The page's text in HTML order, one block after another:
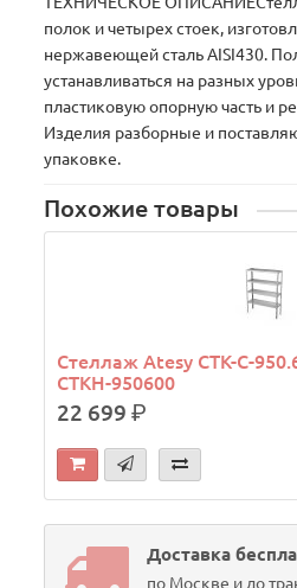
полок и четырех стоек,
нержавеющей сталь AISI430.
устанавливаться на разных
пластиковую опорную часть и
Изделия разборные и
упаковке.
Похожие товары
Стеллаж Atesy СТК-С-
СТКН-950600
22 699р.
Доставка
по Москве и до